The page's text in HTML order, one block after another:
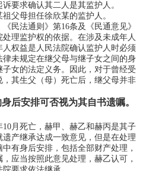
要求确认其二人是其监护人。
母担任徐欣某的监护人。
法通则》第16条及《民通意见》
理监护权的依据。在涉及未成年人
权益是人民法院确认监护人时必须
未规定在继父母与继子女之间的身
女的法定义务。因此，对于曾经受
其生父（母）死亡后，继父母并非
后安排可否视为其自书遗嘱。
月死亡，赫甲、赫乙和赫丙是其子
产继承达成一致意见，但是在处理
有身后安排，包括全部财产处理，
应当按照此意见处理，赫乙认可，